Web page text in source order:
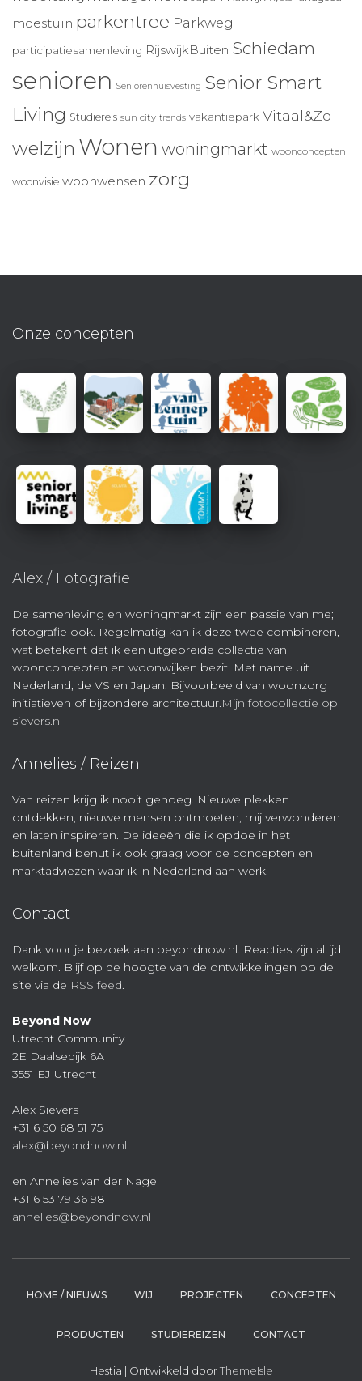
moestuin parkentree Parkweg
participatiesamenleving RijswijkBuiten Schiedam
senioren Seniorenhuisvesting Senior Smart
Living Studiereis sun city trends vakantiepark Vitaal&Zo
welzijn Wonen woningmarkt woonconcepten
woonvisie woonwensen zorg
Onze concepten
Alex / Fotografie
De samenleving en woningmarkt zijn een passie van me;
fotografie ook. Regelmatig kan ik deze twee combineren,
wat betekent dat ik een uitgebreide collectie van
woonconcepten en woonwijken bezit. Met name uit
Nederland, de VS en Japan. Bijvoorbeeld van woonzorg
initiatieven of bijzondere architectuur.Mijn fotocollectie op
sievers.nl
Annelies / Reizen
Van reizen krijg ik nooit genoeg. Nieuwe plekken
ontdekken, nieuwe mensen ontmoeten, mij verwonderen
en laten inspireren. De ideeën die ik opdoe in het
buitenland benut ik ook graag voor de concepten en
marktadviezen waar ik in Nederland aan werk.
Contact
Dank voor je bezoek aan beyondnow.nl. Reacties zijn altijd
welkom. Blijf op de hoogte van de ontwikkelingen op de
site via de RSS feed.
Beyond Now
Utrecht Community
2E Daalsedijk 6A
3551 EJ Utrecht
Alex Sievers
+31 6 50 68 51 75
alex@beyondnow.nl
en Annelies van der Nagel
+31 6 53 79 36 98
annelies@beyondnow.nl
HOME / NIEUWS WIJ PROJECTEN CONCEPTEN
PRODUCTEN STUDIEREIZEN CONTACT
Hestia | Ontwikkeld doorThemeIsle